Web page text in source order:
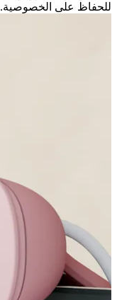
للحفاظ على الخصوصية.